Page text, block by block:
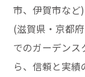
市、伊賀市など
(滋賀県・京都
でのガーデンス
ら、信頼と実